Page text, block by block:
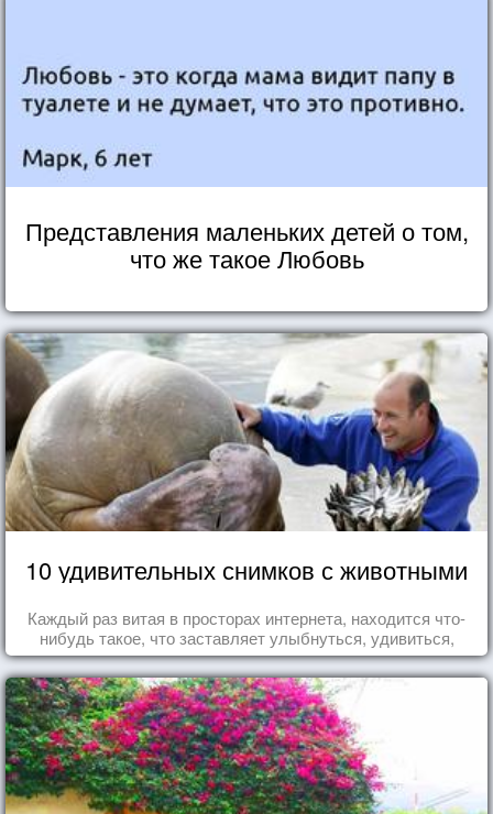
Представления маленьких детей о том,
что же такое Любовь
10 удивительных снимков с животными
Каждый раз витая в просторах интернета, находится что-
нибудь такое, что заставляет улыбнуться, удивиться,
восхититься...